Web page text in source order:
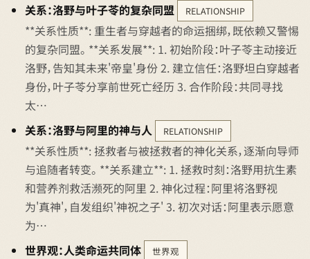
关系：洛野与叶子苓的复杂同盟
RELATIONSHIP
**关系性质**: 重生者与穿越者的命运捆绑，既依赖又警惕
的复杂同盟。 **关系发展**: 1. 初始阶段：叶子苓主动接近
洛野，告知其未来'帝皇'身份 2. 建立信任：洛野坦白穿越者
身份，叶子苓分享前世死亡经历 3. 合作阶段：共同寻找
太…
关系：洛野与阿里的神与人
RELATIONSHIP
**关系性质**: 拯救者与被拯救者的神化关系，逐渐向导师
与追随者转变。 **关系建立**: 1. 拯救时刻：洛野用抗生素
和营养剂救活濒死的阿里 2. 神化过程：阿里将洛野视
为'真神'，自发组织'神祝之子' 3. 初次对话：阿里表示愿意
为…
世界观：人类命运共同体
世界观